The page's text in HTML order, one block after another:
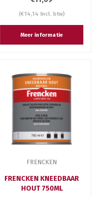
(€14,14 Incl. btw)
Meer informatie
FRENCKEN
FRENCKEN KNEEDBAAR
HOUT 750ML